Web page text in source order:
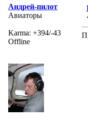
Андрей-пилот
Авиаторы
Karma: +394/-43
Offline